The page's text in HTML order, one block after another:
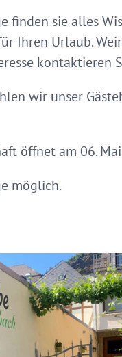
finden sie alles
Ihren Urlaub.
kontaktieren
wir unser
öffnet am 06.
möglich.